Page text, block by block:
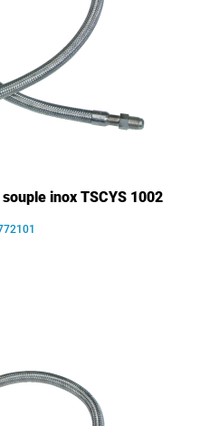
inox TSCYS 1002